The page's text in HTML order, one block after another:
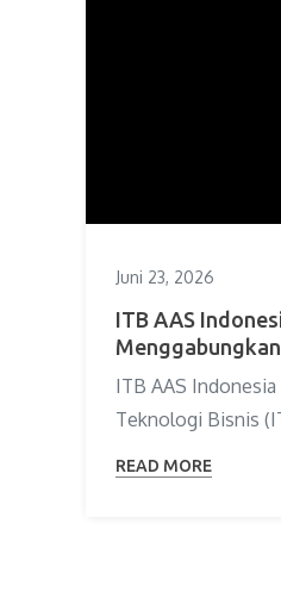
Juni 23, 2026
ITB AAS
ITB AAS
Teknologi Bisnis
READ MORE